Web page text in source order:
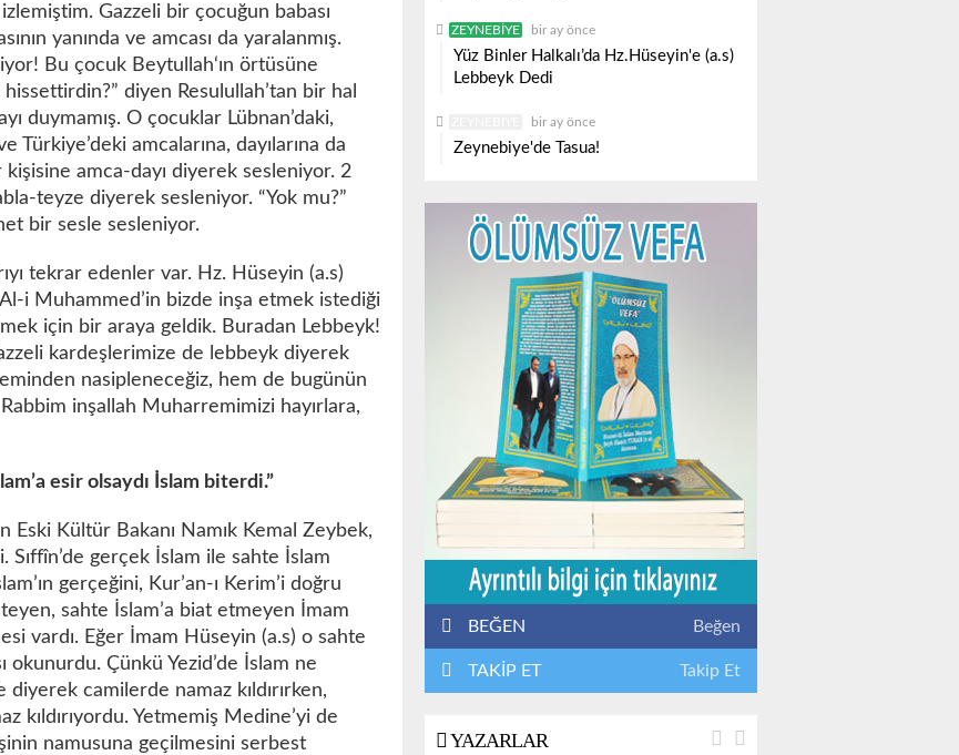
Gazzeli bir çocuğun babası
yanında ve amcası da yaralanmış.
Bu çocuk Beytullah‘ın örtüsüne
diyen Resulullah’tan bir hal
duymamış. O çocuklar Lübnan’daki,
Türkiye’deki amcalarına, dayılarına da
amca-dayı diyerek sesleniyor. 2
teyze diyerek sesleniyor. “Yok mu?”
bir sesle sesleniyor.
tekrar edenler var. Hz. Hüseyin (a.s)
i Muhammed’in bizde inşa etmek istediği
için bir araya geldik. Buradan Lebbeyk!
kardeşlerimize de lebbeyk diyerek
nasipleneceğiz, hem de bugünün
inşallah Muharremimizi hayırlara,
esir olsaydı İslam biterdi.”
Eski Kültür Bakanı Namık Kemal Zeybek,
Sıffîn’de gerçek İslam ile sahte İslam
gerçeğini, Kur’an-ı Kerim’i doğru
sahte İslam’a biat etmeyen İmam
vardı. Eğer İmam Hüseyin (a.s) o sahte
okunurdu. Çünkü Yezid’de İslam ne
camilerde namaz kıldırırken,
kıldırıyordu. Yetmemiş Medine’yi de
namusuna geçilmesini serbest
ZEYNEBIYE bir ay önce
Yüz Binler Halkalı’da Hz.Hüseyin'e (a.s)
Lebbeyk Dedi
bir ay önce
Zeynebiye'de Tasua!
BEĞEN Beğen
TAKİP ET Takip Et
YAZARLAR